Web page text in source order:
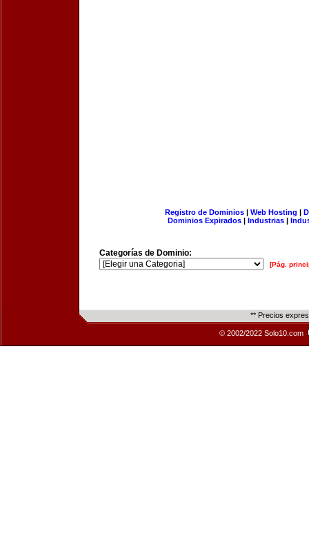
Registro de Dominios| Web Hosting |
Dominios Expirados | Industrias |
Categorías de Dominio:
[Pág.
** Precios
© 2002/2022 Solo10.com